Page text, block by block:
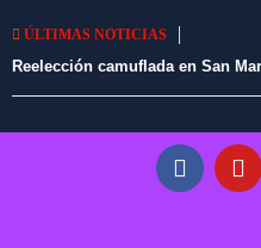
ÚLTIMAS NOTICIAS
Reelección camuflada en San
alcaldes en ejercicio tendrían